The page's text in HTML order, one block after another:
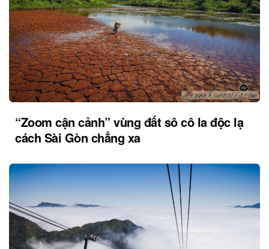
“Zoom cận cảnh” vùng đất sô cô la độc lạ
cách Sài Gòn chẳng xa